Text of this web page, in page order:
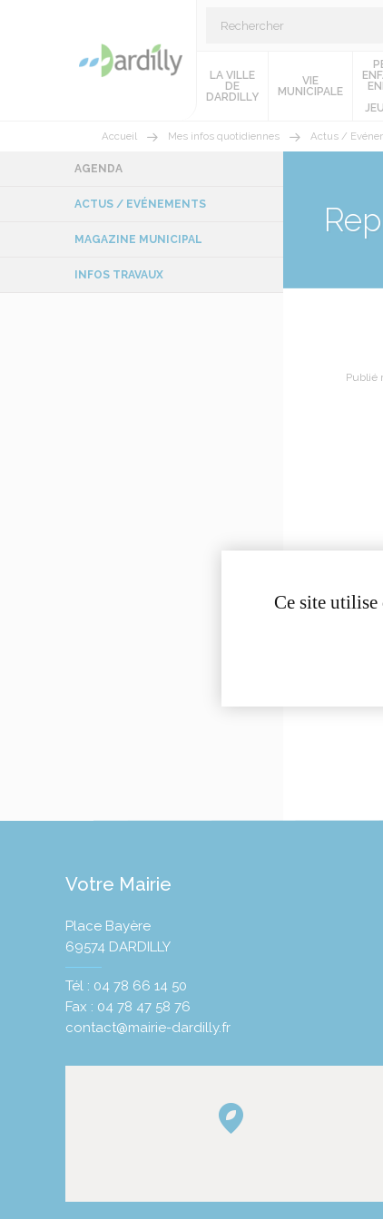
LA VILLE
DE
DARDILLY
VIE
MUNICIPALE
Accueil Mes infos quotidiennes Actus /
Publié
AGENDA
ACTUS / EVÉNEMENTS
MAGAZINE MUNICIPAL
INFOS TRAVAUX
Votre Mairie
Place Bayère
69574 DARDILLY
Tél : 04 78 66 14 50
Fax : 04 78 47 58 76
contact@mairie-dardilly.fr
Ce site utilise